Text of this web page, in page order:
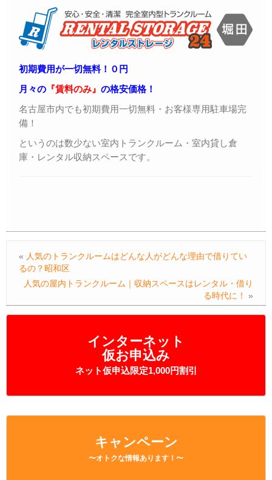
インターネット
仮お申込み
ネット仮申込限定1,000円割引
キャンペーン
〜オトクな情報あります！〜
初期費用が一切無料！０円
月々の 『賃料のみ』 の格安価格！
名古屋市内でも初期費用一切無料・お客様専用駐車場完
備！
というのは数少ない室内トランクルーム・室内貸し倉
庫・レンタル収納スペースです。
« 人気のトランクルームはどんな人がどんな理由で借りてい
るの？昭和区
人気の屋内トランクルーム｜収納スペースはレンタル・借り
る時代に！
»